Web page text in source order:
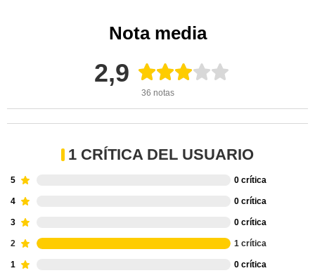
Nota media
2,9
36 notas
1 CRÍTICA DEL USUARIO
5 0 crítica
4 0 crítica
3 0 crítica
2 1 crítica
1 0 crítica